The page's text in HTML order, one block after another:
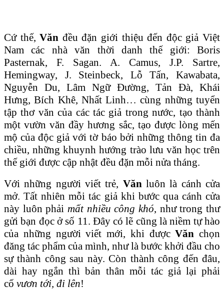
Cứ thế,Văn đều đặn giới thiệu đến độc giả Việt
Nam các nhà văn thời danh thế giới: Boris
Pasternak, F. Sagan. A. Camus, J.P. Sartre,
Hemingway, J. Steinbeck, Lỗ Tấn, Kawabata,
Nguyễn Du, Lâm Ngữ Đường, Tản Đà, Khái
Hưng, Bích Khê, Nhất Linh… cùng những tuyển
tập thơ văn của các tác giả trong nước, tạo thành
một vườn văn đầy hương sắc, tạo được lòng mến
mộ của độc giả với tờ báo bởi những thông tin đa
chiều, những khuynh hướng trào lưu văn học trên
thế giới được cập nhật đều đặn mỗi nửa tháng.
Với những người viết trẻ, Vănluôn là cánh cửa
mở. Tất nhiên mỗi tác giả khi bước qua cánh cửa
này luôn phải mất nhiều công khó, như trong thư
gửi bạn đọc ở số 11. Đây có lẽ cũng là niềm tự hào
của những người viết mới, khi đượcVăn chọn
đăng tác phẩm của mình, như là bước khởi đầu cho
sự thành công sau này. Còn thành công đến đâu,
dài hay ngắn thì bản thân mỗi tác giả lại phải
cố vươn tới, đi lên!